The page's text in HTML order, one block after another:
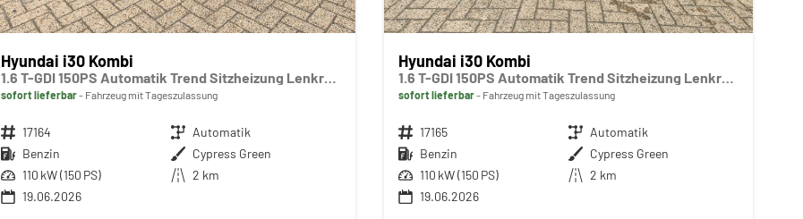
Hyundai i30 Kombi
1.6 T-GDI 150PS Automatik Trend Sitzheizung Lenkradheizung Klimaautomatik PDC v+h Rückf.Kamera Navi Apple CarPlay + Android Auto 16"LM
sofort lieferbar Fahrzeug mit Tageszulassung
Fahrzeugnr. 17164 Getriebe Automatik
Kraftstoff Benzin Außenfarbe Cypress Green
Leistung 110 kW (150 PS) Kilometerstand 2 km
19.06.2026
Hyundai i30 Kombi
1.6 T-GDI 150PS Automatik Trend Sitzheizung Lenkradheizung Klimaautomatik PDC v+h Rückf.Kamera Navi Apple CarPlay + Android Auto 16"LM
sofort lieferbar Fahrzeug mit Tageszulassung
Fahrzeugnr. 17165 Getriebe Automatik
Kraftstoff Benzin Außenfarbe Cypress Green
Leistung 110 kW (150 PS) Kilometerstand 2 km
19.06.2026